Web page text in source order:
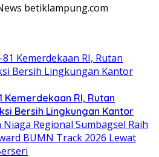
betiklampung.com
Kemerdekaan RI, Rutan
Bersih Lingkungan Kantor